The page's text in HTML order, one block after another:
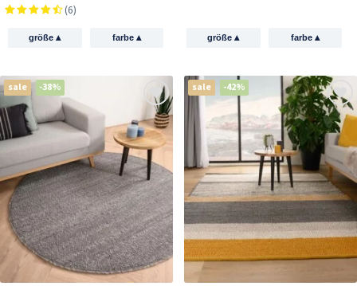
(6)
größe▴ farbe ▴ größe▴ farbe ▴
sale -38% sale -42%